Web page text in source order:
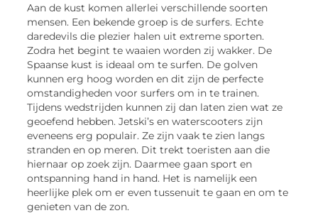
Aan de kust komen allerlei verschillende soorten
mensen. Een bekende groep is de surfers. Echte
daredevils die plezier halen uit extreme sporten.
Zodra het begint te waaien worden zij wakker. De
Spaanse kust is ideaal om te surfen. De golven
kunnen erg hoog worden en dit zijn de perfecte
omstandigheden voor surfers om in te trainen.
Tijdens wedstrijden kunnen zij dan laten zien wat ze
geoefend hebben. Jetski’s en waterscooters zijn
eveneens erg populair. Ze zijn vaak te zien langs
stranden en op meren. Dit trekt toeristen aan die
hiernaar op zoek zijn. Daarmee gaan sport en
ontspanning hand in hand. Het is namelijk een
heerlijke plek om er even tussenuit te gaan en om te
genieten van de zon.